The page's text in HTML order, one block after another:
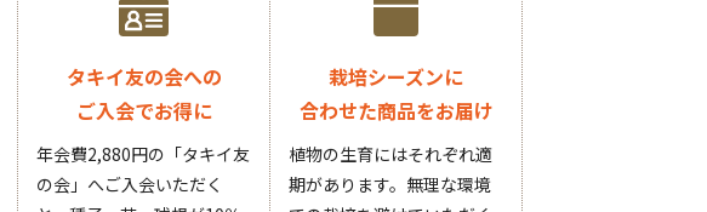
タキイ友の会への
ご入会でお得に
年会費2,880円の「タキイ友
の会」へご入会いただく
栽培シーズンに
合わせた商品をお届け
植物の生育にはそれぞれ適
期があります。無理な環境